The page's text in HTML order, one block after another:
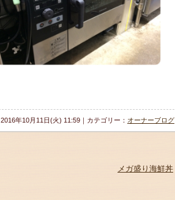
2016年10月11日(火) 11:59｜カテゴリー： オーナーブログ
メガ盛り海鮮丼